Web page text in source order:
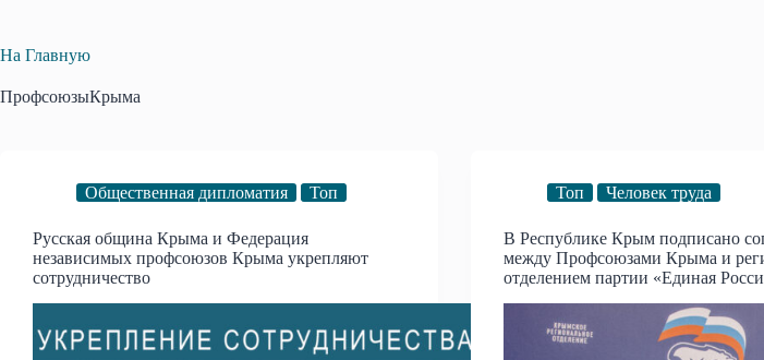
На Главную
ПрофсоюзыКрыма
Общественная дипломатия Топ
Русская община Крыма и Федерация
независимых профсоюзов Крыма укрепляют
сотрудничество
Топ Человек труда
В Республике Крым подписано
между Профсоюзами Крыма и
отделением партии «Единая